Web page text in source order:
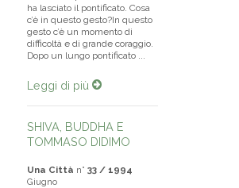
ha lasciato il pontificato. Cosa
c’è in questo gesto?In questo
gesto c’è un momento di
difficoltà e di grande coraggio.
Dopo un lungo pontificato ...
Leggi di più
SHIVA, BUDDHA E
TOMMASO DIDIMO
Una Città n° 33 / 1994
Giugno